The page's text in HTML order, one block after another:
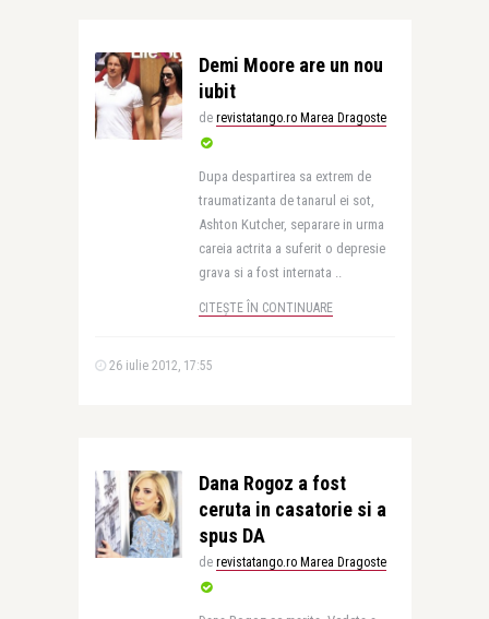
Demi Moore are un nou
iubit
de revistatango.ro Marea Dragoste
Dupa despartirea sa extrem de
traumatizanta de tanarul ei sot,
Ashton Kutcher, separare in urma
careia actrita a suferit o depresie
grava si a fost internata ..
CITEȘTE ÎN CONTINUARE
26 iulie 2012, 17:55
Dana Rogoz a fost
ceruta in casatorie si a
spus DA
de revistatango.ro Marea Dragoste